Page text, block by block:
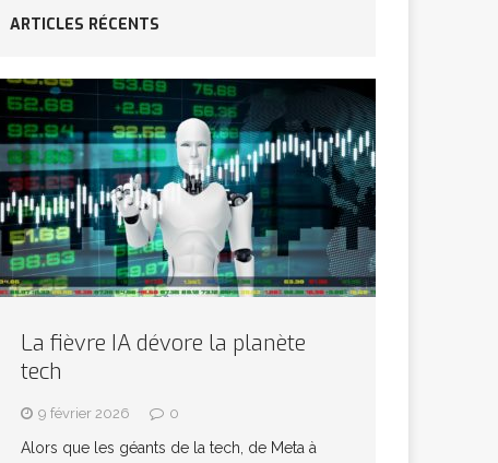
ARTICLES RÉCENTS
La fièvre IA dévore la planète
tech
9 février 2026 0
Alors que les géants de la tech, de Meta à